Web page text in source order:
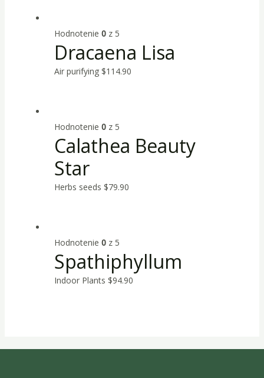
Hodnotenie 0z 5
Dracaena Lisa
Air purifying $114.90
Hodnotenie 0z 5
Calathea Beauty
Star
Herbs seeds $79.90
Hodnotenie 0z 5
Spathiphyllum
Indoor Plants $94.90